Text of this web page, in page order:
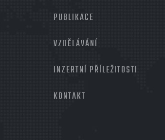
PUBLIKACE
VZDĚLÁVÁNÍ
INZERTNÍ PŘÍLEŽITOSTI
KONTAKT